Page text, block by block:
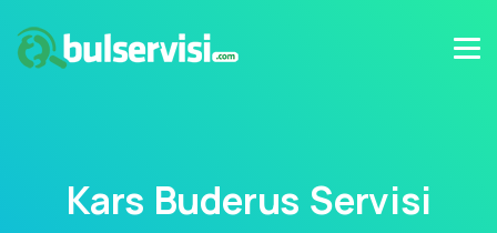
Kars Buderus Servisi